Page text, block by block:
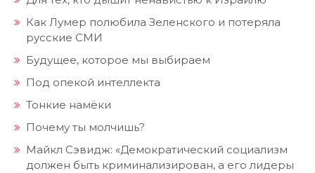
Как Лумер полюбила Зеленского и потеряла
русские СМИ
Будущее, которое мы выбираем
Под опекой интеллекта
Тонкие намёки
Почему ты молчишь?
Майкл Сэвидж: «Демократический социализм
должен быть криминализирован, а его лидеры